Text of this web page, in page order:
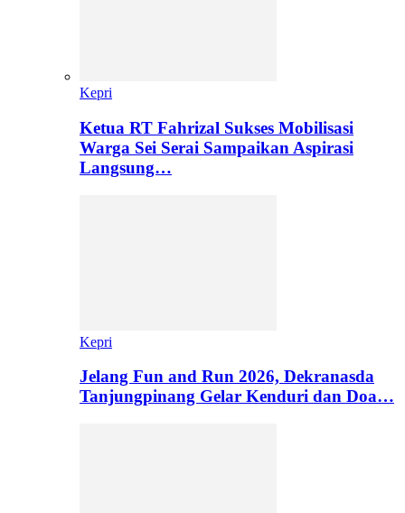
Kepri
Ketua RT Fahrizal Sukses Mobilisasi
Warga Sei Serai Sampaikan Aspirasi
Langsung…
Kepri
Jelang Fun and Run 2026, Dekranasda
Tanjungpinang Gelar Kenduri dan Doa…